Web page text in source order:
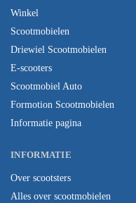
Winkel
Scootmobielen
Driewiel Scootmobielen
E-scooters
Scootmobiel Auto
Formotion Scootmobielen
Informatie pagina
INFORMATIE
Over scootsters
Alles over scootmobielen